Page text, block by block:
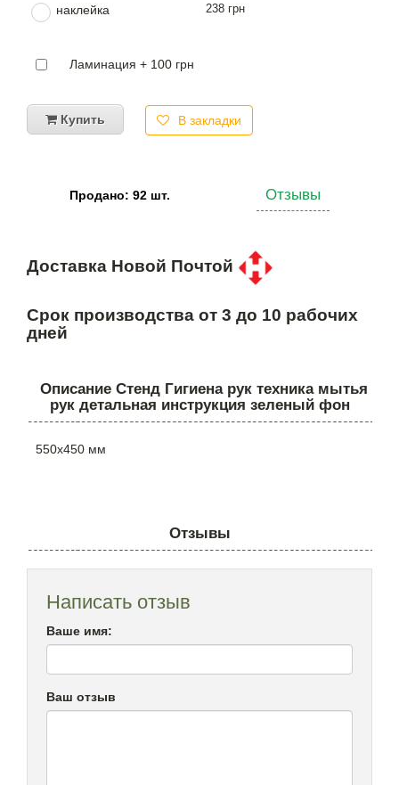
наклейка 238 грн
Ламинация + 100 грн
Купить В закладки
Продано: 92 шт. Отзывы
Доставка Новой Почтой
Срок производства от 3 до 10 рабочих
дней
Описание Стенд Гигиена рук техника мытья
рук детальная инструкция зеленый фон
550х450 мм
Отзывы
Написать отзыв
Ваше имя:
Ваш отзыв